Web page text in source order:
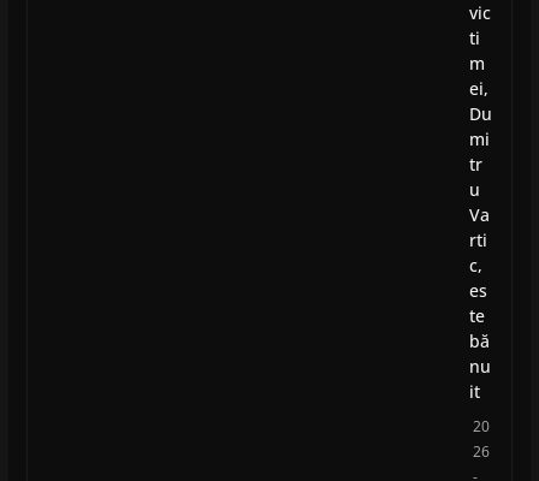
vic
ti
m
ei,
Du
mi
tr
u
Va
rti
c,
es
te
bă
nu
it
20
26
-